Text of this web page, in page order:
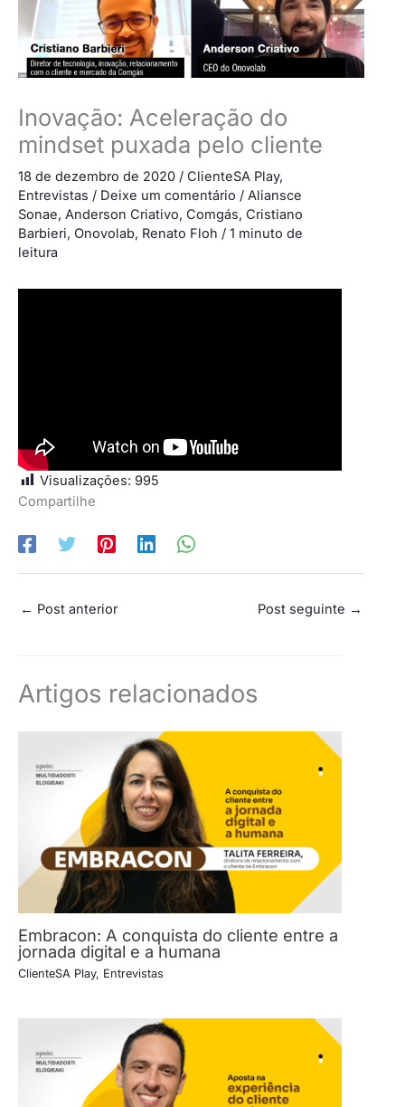
Inovação: Aceleração do
mindset puxada pelo cliente
18 de dezembro de 2020 / ClienteSA Play,
Entrevistas / Deixe um comentário / Aliansce
Sonae, Anderson Criativo, Comgás, Cristiano
Barbieri, Onovolab, Renato Floh / 1 minuto de
leitura
Visualizações: 995
Compartilhe
← Post anterior Post seguinte →
Artigos relacionados
Embracon: A conquista do cliente entre a
jornada digital e a humana
ClienteSA Play, Entrevistas